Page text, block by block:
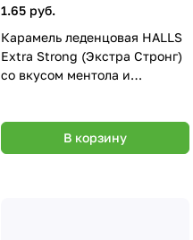
1.65 руб.
Карамель леденцовая HALLS
Extra Strong (Экстра Стронг)
со вкусом ментола и
В корзину